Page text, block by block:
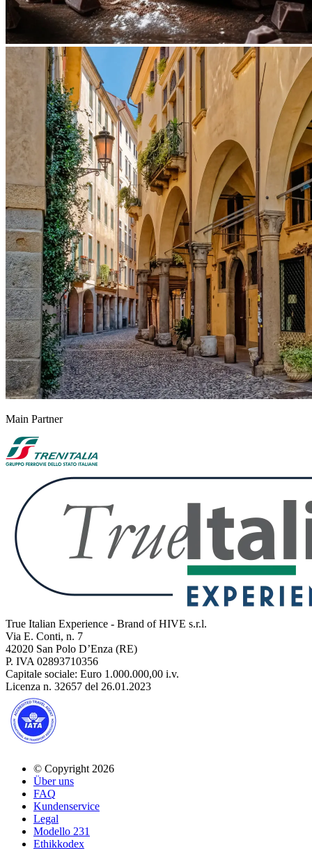
Main Partner
True Italian Experience - Brand of HIVE s.r.l.
Via E. Conti, n. 7
42020 San Polo D’Enza (RE)
P. IVA 02893710356
Capitale sociale: Euro 1.000.000,00 i.v.
Licenza n. 32657 del 26.01.2023
© Copyright 2026
Über uns
FAQ
Kundenservice
Legal
Modello 231
Ethikkodex